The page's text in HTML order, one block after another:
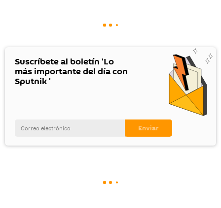
Suscríbete al boletín 'Lo
más importante del día con
Sputnik '